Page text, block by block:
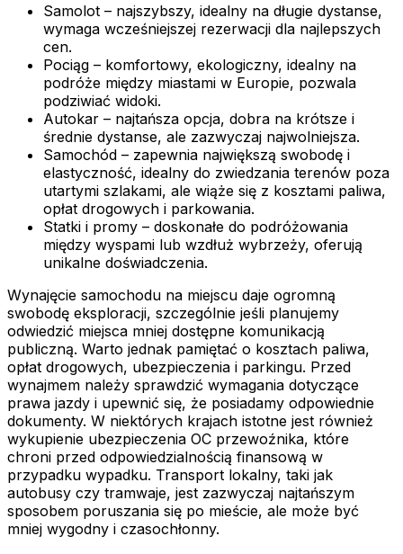
Samolot – najszybszy, idealny na długie dystanse,
wymaga wcześniejszej rezerwacji dla najlepszych
cen.
Pociąg – komfortowy, ekologiczny, idealny na
podróże między miastami w Europie, pozwala
podziwiać widoki.
Autokar – najtańsza opcja, dobra na krótsze i
średnie dystanse, ale zazwyczaj najwolniejsza.
Samochód – zapewnia największą swobodę i
elastyczność, idealny do zwiedzania terenów poza
utartymi szlakami, ale wiąże się z kosztami paliwa,
opłat drogowych i parkowania.
Statki i promy – doskonałe do podróżowania
między wyspami lub wzdłuż wybrzeży, oferują
unikalne doświadczenia.
Wynajęcie samochodu na miejscu daje ogromną
swobodę eksploracji, szczególnie jeśli planujemy
odwiedzić miejsca mniej dostępne komunikacją
publiczną. Warto jednak pamiętać o kosztach paliwa,
opłat drogowych, ubezpieczenia i parkingu. Przed
wynajmem należy sprawdzić wymagania dotyczące
prawa jazdy i upewnić się, że posiadamy odpowiednie
dokumenty. W niektórych krajach istotne jest również
wykupienie ubezpieczenia OC przewoźnika, które
chroni przed odpowiedzialnością finansową w
przypadku wypadku. Transport lokalny, taki jak
autobusy czy tramwaje, jest zazwyczaj najtańszym
sposobem poruszania się po mieście, ale może być
mniej wygodny i czasochłonny.